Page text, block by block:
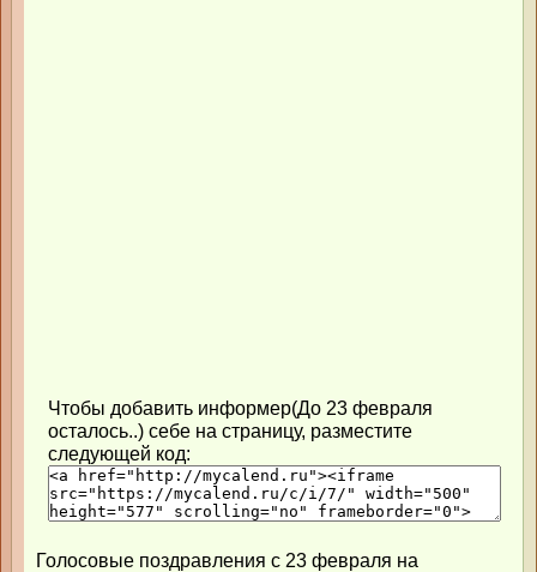
Чтобы добавить информер(До 23 февраля
осталось..) себе на страницу, разместите
следующей код:
Голосовые поздравления с 23 февраля на